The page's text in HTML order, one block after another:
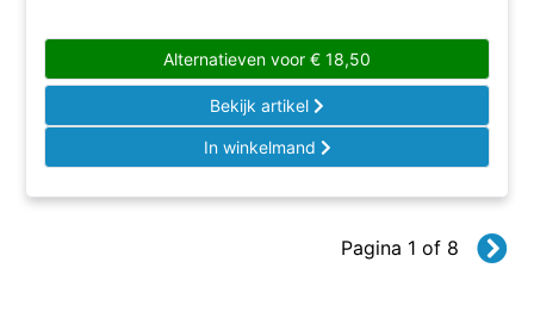
Alternatieven voor € 18,50
Bekijk artikel
In winkelmand
Pagina 1 of 8